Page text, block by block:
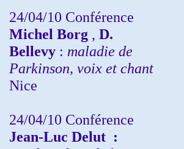
24/04/10 Conférence
Michel Borg , D.
Bellevy : maladie de
Parkinson, voix et chant
Nice
24/04/10 Conférence
Jean-Luc Delut :